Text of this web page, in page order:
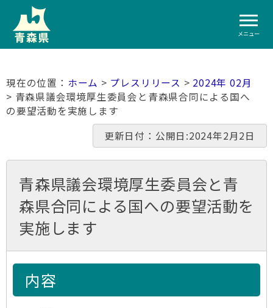
メニュー
ホーム > プレスリリース > 2024年 02月
> 青森県議会環境厚生委員会と青森県合同による国へ
の要望活動を実施します
更新日付：公開日:2024年2月2日
青森県議会環境厚生委員会と青
森県合同による国への要望活動を
実施します
内容